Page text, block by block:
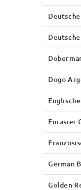
Dogo
Eurasier
German
Golden